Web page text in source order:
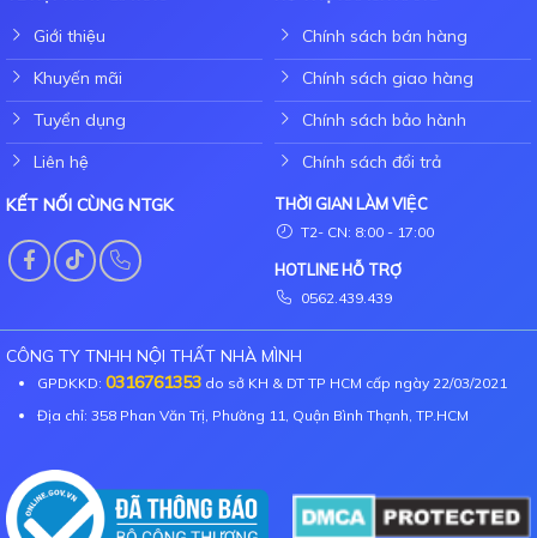
Giới thiệu
Khuyến mãi
Tuyển dụng
Liên hệ
Chính sách bán hàng
Chính sách giao hàng
Chính sách bảo hành
Chính sách đổi trả
KẾT NỐI CÙNG NTGK
THỜI GIAN LÀM VIỆC
T2- CN: 8:00 - 17:00
HOTLINE HỖ TRỢ
0562.439.439
CÔNG TY TNHH NỘI THẤT NHÀ MÌNH
GPDKKD: 0316761353 do sở KH & DT TP HCM cấp ngày 22/03/2021
Địa chỉ: 358 Phan Văn Trị, Phường 11, Quận Bình Thạnh, TP.HCM